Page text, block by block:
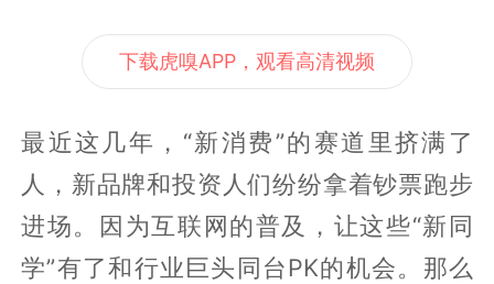
下载虎嗅APP，观看高清视频
最近这几年，“新消费”的赛道里挤满了
人，新品牌和投资人们纷纷拿着钞票跑步
进场。因为互联网的普及，让这些“新同
学”有了和行业巨头同台PK的机会。那么